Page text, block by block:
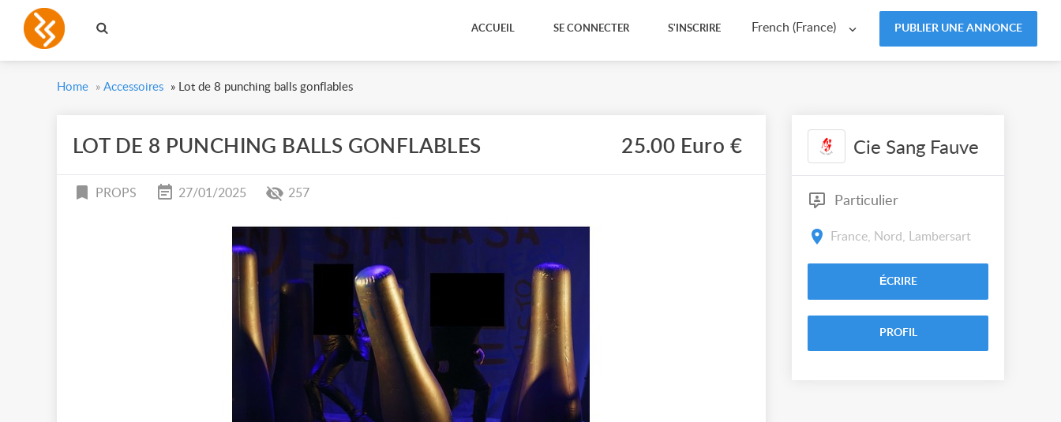
French (France) PUBLIER UNE ANNONCE
ACCUEIL SE CONNECTER S'INSCRIRE
Home » Accessoires » Lot de 8 punching balls gonflables
LOT DE 8 PUNCHING BALLS GONFLABLES 25.00 Euro €
PROPS 27/01/2025 257
Cie Sang Fauve
Particulier
France, Nord, Lambersart
ÉCRIRE
PROFIL